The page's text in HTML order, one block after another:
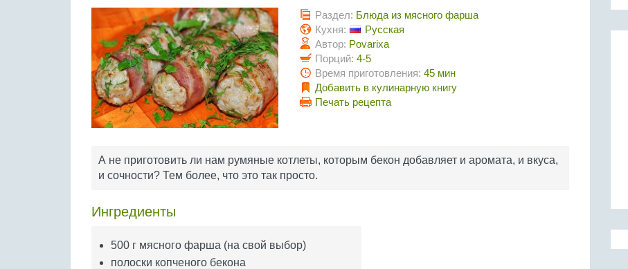
Раздел: Блюда из мясного фарша
Кухня:
Русская
Автор: Povarixa
Порций: 4-5
Время приготовления: 45 мин
Добавить в кулинарную книгу
Печать рецепта
А не приготовить ли нам румяные котлеты, которым бекон добавляет и аромата, и вкуса,
и сочности? Тем более, что это так просто.
Ингредиенты
500 г мясного фарша (на свой выбор)
полоски копченого бекона